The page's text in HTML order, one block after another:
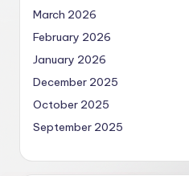
March 2026
February 2026
January 2026
December 2025
October 2025
September 2025